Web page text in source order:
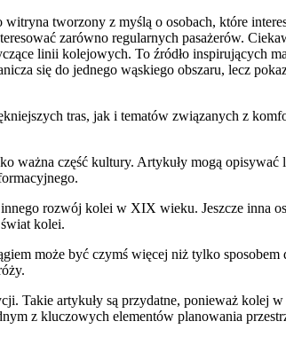
tworzony z myślą o osobach, które
zarówno regularnych pasażerów.
linii kolejowych. To źródło inspirujących
się do jednego wąskiego obszaru, lecz
tras, jak i tematów związanych z
ważna część kultury. Artykuły mogą
rozwój kolei w XIX wieku. Jeszcze inna
kolei.
może być czymś więcej niż tylko
Takie artykuły są przydatne, ponieważ kolej w
z kluczowych elementów planowania